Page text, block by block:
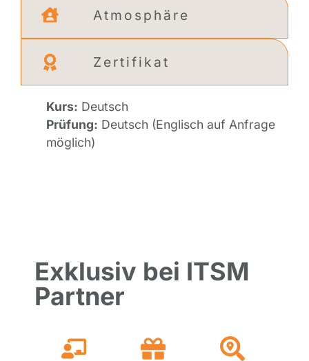
Atmosphäre
Zertifikat
Kurs: Deutsch
Prüfung: Deutsch (Englisch auf Anfrage
möglich)
Exklusiv bei ITSM
Partner